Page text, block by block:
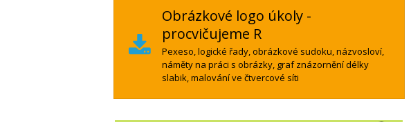
Obrázkové logo úkoly -
procvičujeme R
Pexeso, logické řady, obrázkové sudoku, názvosloví,
náměty na práci s obrázky, graf znázornění délky
slabik, malování ve čtvercové síti